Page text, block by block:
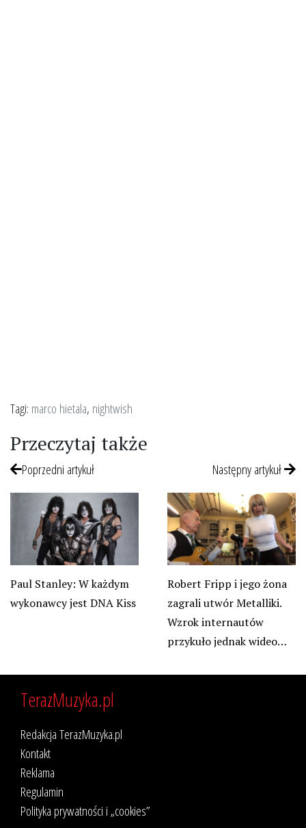
Tagi: marco hietala, nightwish
Przeczytaj także
Poprzedni artykuł
Paul Stanley: W każdym
wykonawcy jest DNA Kiss
Następny artykuł
Robert Fripp i jego żona
zagrali utwór Metalliki.
Wzrok internautów
przykuło jednak wideo…
TerazMuzyka.pl
Redakcja TerazMuzyka.pl
Kontakt
Reklama
Regulamin
Polityka prywatności i „cookies”